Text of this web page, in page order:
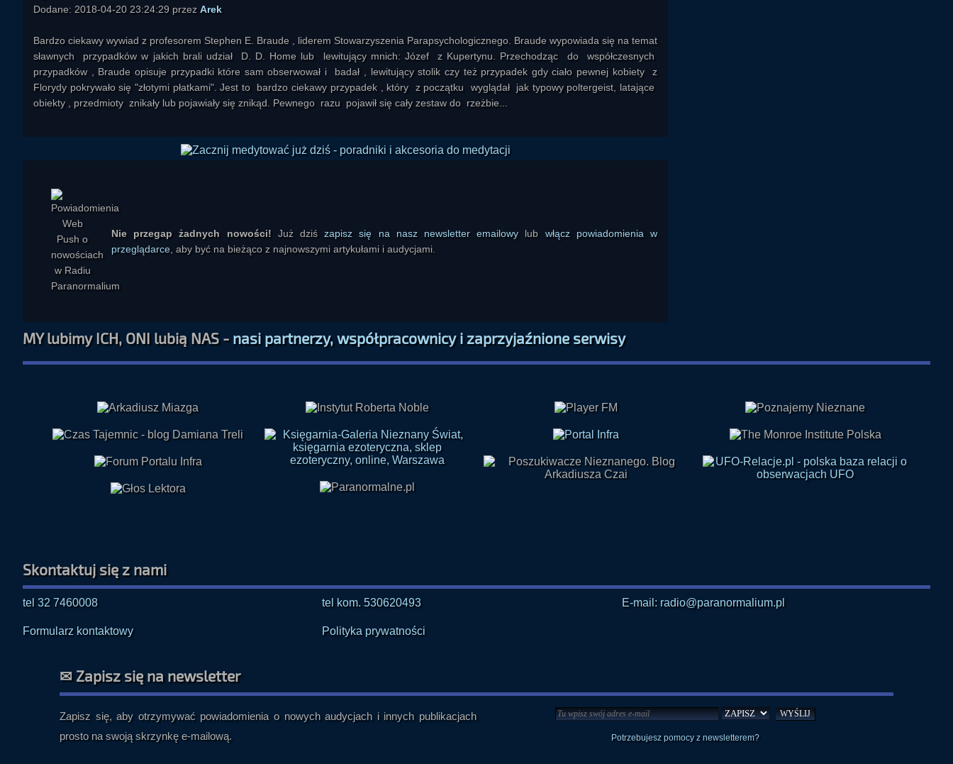
Dodane: 2018-04-20 23:24:29 przez Arek
Bardzo ciekawy wywiad z profesorem Stephen E. Braude , liderem Stowarzyszenia Parapsychologicznego. Braude wypowiada się na temat
sławnych przypadków w jakich brali udział D. D. Home lub lewitujący mnich: Józef z Kupertynu. Przechodząc do współczesnych
przypadków , Braude opisuje przypadki które sam obserwował i badał , lewitujący stolik czy też przypadek gdy ciało pewnej kobiety z
Florydy pokrywało się "złotymi płatkami". Jest to bardzo ciekawy przypadek , który z początku wyglądał jak typowy poltergeist, latające
obiekty , przedmioty znikały lub pojawiały się znikąd. Pewnego razu pojawił się cały zestaw do rzeżbie...
Nie przegap żadnych nowości! Już dziśzapisz się na nasz newsletter emailowy lub włącz powiadomienia w
przeglądarce , aby być na bieżąco z najnowszymi artykułami i audycjami.
MY lubimy ICH, ONI lubią NAS -nasi partnerzy, współpracownicy i zaprzyjaźnione serwisy
Skontaktuj się z nami
tel 32 7460008 tel kom. 530620493 E-mail: radio@paranormalium.pl
Formularz kontaktowy Polityka prywatności
✉ Zapisz się na newsletter
Zapisz się, aby otrzymywać powiadomienia o nowych audycjach i innych publikacjach
prosto na swoją skrzynkę e-mailową.
Potrzebujesz pomocy z newsletterem?